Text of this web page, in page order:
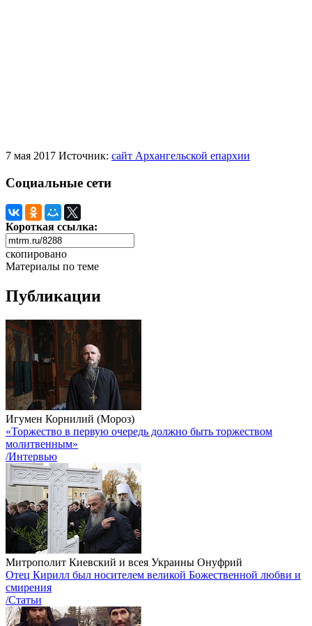
7 мая 2017 Источник: сайт Архангельской епархии
Социальные сети
Короткая ссылка:
скопировано
Материалы по теме
Публикации
Игумен Корнилий (Мороз)
«Торжество в первую очередь должно быть торжеством
молитвенным»
/Интервью
Митрополит Киевский и всея Украины Онуфрий
Отец Кирилл был носителем великой Божественной любви и
смирения
/Статьи